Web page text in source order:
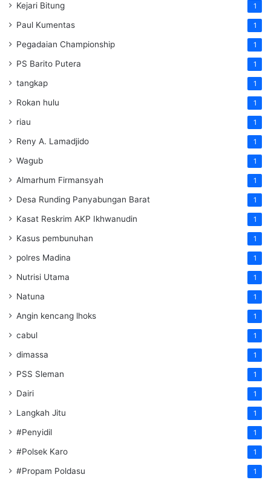
Kejari Bitung 1
Paul Kumentas 1
Pegadaian Championship 1
PS Barito Putera 1
tangkap 1
Rokan hulu 1
riau 1
Reny A. Lamadjido 1
Wagub 1
Almarhum Firmansyah 1
Desa Runding Panyabungan Barat 1
Kasat Reskrim AKP Ikhwanudin 1
Kasus pembunuhan 1
polres Madina 1
Nutrisi Utama 1
Natuna 1
Angin kencang lhoks 1
cabul 1
dimassa 1
PSS Sleman 1
Dairi 1
Langkah Jitu 1
#Penyidil 1
#Polsek Karo 1
#Propam Poldasu 1